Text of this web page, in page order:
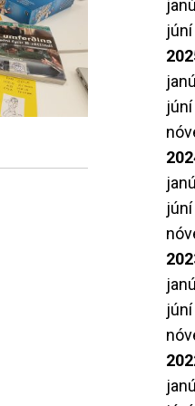
MH
S.
Stöðumat
Beiðni um
júní
júní
júní
júní